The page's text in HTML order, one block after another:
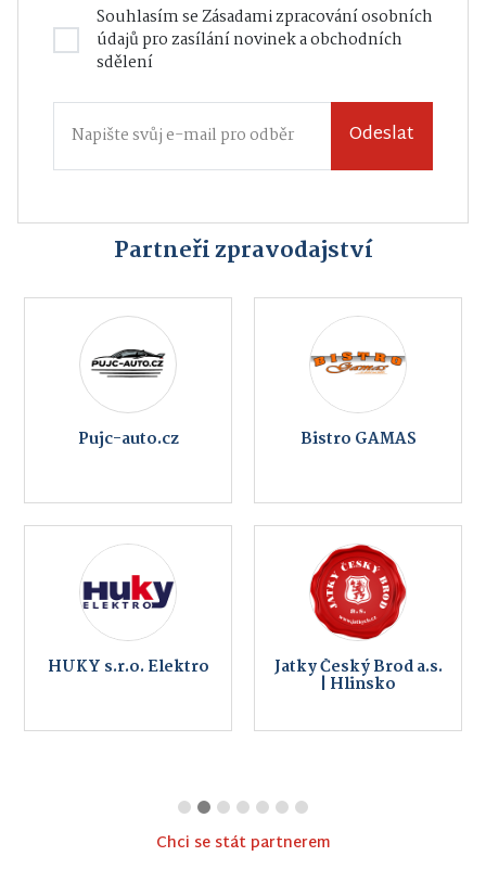
Souhlasím seZásadami zpracování osobních
údajůpro zasílání novinek a obchodních
sdělení
Odeslat
Partneři zpravodajství
Pujc-auto.cz Bistro GAMAS
HUKY s.r.o. Elektro Jatky Český Brod a.s.
| Hlinsko
Chci se stát partnerem